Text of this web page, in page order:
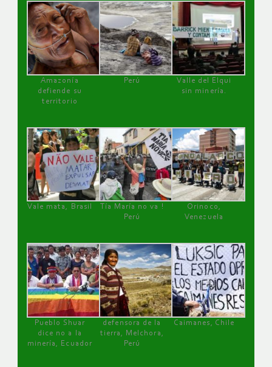
Amazonía
defiende su
territorio
Perú
Valle del Elqui
sin minería.
Vale mata, Brasil
Tía María no va !
Perú
Orinoco,
Venezuela
Pueblo Shuar
dice no a la
minería, Ecuador
defensora de la
tierra, Melchora,
Perú
Caimanes, Chile